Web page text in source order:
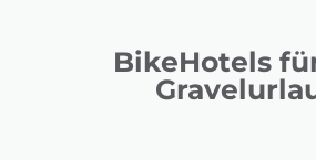
BikeHotels